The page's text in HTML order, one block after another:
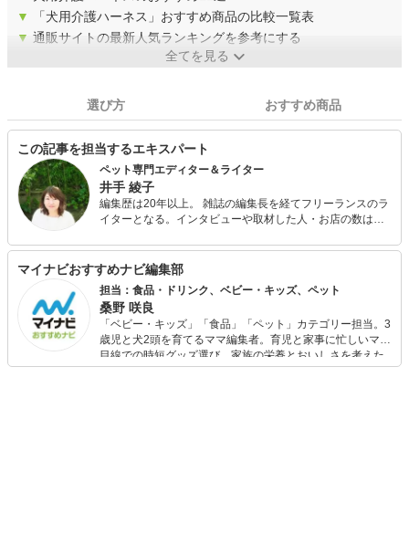
▼
「犬用介護ハーネス」おすすめ商品の比較一覧表
▼ 通販サイトの最新人気ランキングを参考にする
全てを見る
選び方 おすすめ商品
この記事を担当するエキスパート
ペット専門エディター＆ライター
井手 綾子
編集歴は20年以上。 雑誌の編集長を経てフリーランスのラ
イターとなる。インタビューや取材した人・お店の数は
み込む記事までさまざまな記事を執筆している。 中でも、
医療ものや動物関係が得意。今までに買ったことのある動
物は、犬、猫、鳩、インコ、ジュウシマツ、キジ、リス、
ウサギ、カメ、鶏、ウシガエル、金魚、カタツムリ、てん
とう虫、カブトエビなど。
マイナビおすすめナビ編集部
担当：食品・ドリンク、ベビー・キッズ、ペット
桑野 咲良
「ベビー・キッズ」「食品」「ペット」カテゴリー担当。3
歳児と犬2頭を育てるママ編集者。育児と家事に忙しいママ
目線での時短グッズ選び、家族の栄養とおいしさを考えた
食品選び、束の間のリラックスタイムを楽しむためのスイ